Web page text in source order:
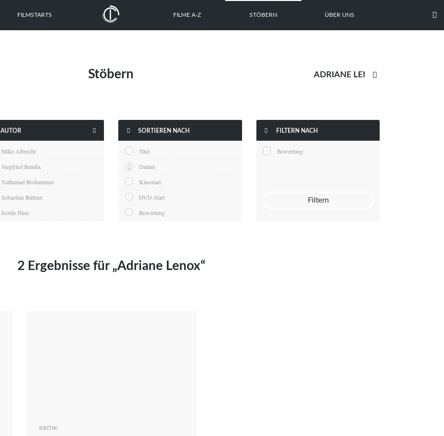
FILMSTARTS FILME A-Z STÖBERN ÜBER UNS 
Stöbern 
AUTOR 
Mike Albrecht
Siegfried Bendix
Nathanael Brohammer
Sebastian Büttner
Isolde Hien
Maximilian Kosing
 SORTIEREN NACH
Titel
Datum
Kinostart
DVD-Start
Bewertung
 FILTERN NACH
Bewertung
Filtern
2 Ergebnisse für „Adriane Lenox“
KRITIK